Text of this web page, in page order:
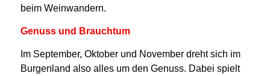
beim Weinwandern.
Genuss und Brauchtum
Im September, Oktober und November dreht sich im
Burgenland also alles um den Genuss. Dabei spielt